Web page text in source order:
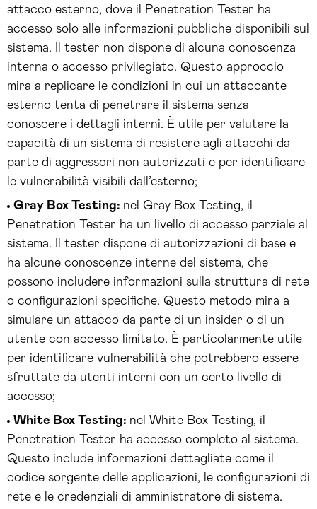
attacco esterno, dove il Penetration Tester ha
accesso solo alle informazioni pubbliche disponibili sul
sistema. Il tester non dispone di alcuna conoscenza
interna o accesso privilegiato. Questo approccio
mira a replicare le condizioni in cui un attaccante
esterno tenta di penetrare il sistema senza
conoscere i dettagli interni. È utile per valutare la
capacità di un sistema di resistere agli attacchi da
parte di aggressori non autorizzati e per identificare
le vulnerabilità visibili dall’esterno;
Gray Box Testing: nel Gray Box Testing, il
Penetration Tester ha un livello di accesso parziale al
sistema. Il tester dispone di autorizzazioni di base e
ha alcune conoscenze interne del sistema, che
possono includere informazioni sulla struttura di rete
o configurazioni specifiche. Questo metodo mira a
simulare un attacco da parte di un insider o di un
utente con accesso limitato. È particolarmente utile
per identificare vulnerabilità che potrebbero essere
sfruttate da utenti interni con un certo livello di
accesso;
White Box Testing: nel White Box Testing, il
Penetration Tester ha accesso completo al sistema.
Questo include informazioni dettagliate come il
codice sorgente delle applicazioni, le configurazioni di
rete e le credenziali di amministratore di sistema.